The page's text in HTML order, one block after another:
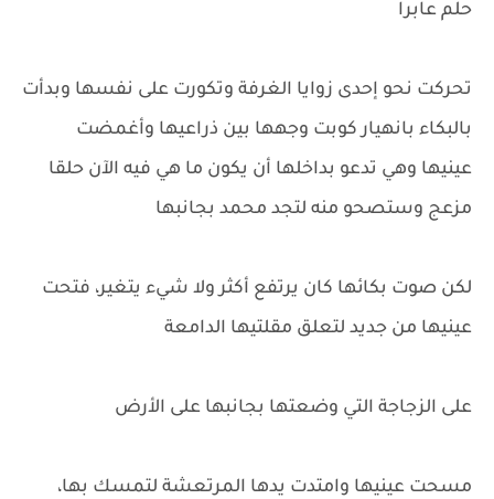
حلم عابرا
تحركت نحو إحدى زوايا الغرفة وتكورت على نفسها وبدأت
بالبكاء بانهيار كوبت وجهها بين ذراعيها وأغمضت
عينيها وهي تدعو بداخلها أن يكون ما هي فيه الآن حلقا
مزعج وستصحو منه لتجد محمد بجانبها
لكن صوت بكائها كان يرتفع أكثر ولا شيء يتغير، فتحت
عينيها من جديد لتعلق مقلتيها الدامعة
على الزجاجة التي وضعتها بجانبها على الأرض
مسحت عينيها وامتدت يدها المرتعشة لتمسك بها،